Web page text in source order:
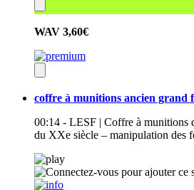
WAV 3,60€
coffre à munitions ancien grand
00:14 - LESF | Coffre à munitions
du XXe siècle – manipulation des